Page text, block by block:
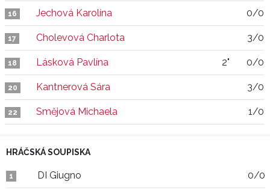
16 Jechová Karolína 0/0
17 Cholevová Charlota 3/0
18 Lásková Pavlína 2" 0/0
20 Kantnerová Sára 3/0
22 Smějová Michaela 1/0
HRÁČSKÁ SOUPISKA
1 DI Giugno 0/0